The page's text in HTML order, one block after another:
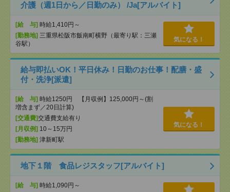
介護（週1日から／日勤のみ） /Ja[アルバイト]
[給 与] 時給1,410円～
[勤務地] 三重県松阪市飯南町横野（最寄り駅：三瀬
谷駅）
気になる！
給与即払いOK！平日休み！日勤のお仕事！配膳・盛
付・洗浄[派遣]
[給 与] 時給1250円 【月収例】125,000円～(割
増含まず／20日計算)
[交通費]交通費支給有り
[月収例] 10～15万円
[勤務地] 津新町駅
気になる！
地下１階 食品レジスタッフ[アルバイト]
[給 与] 時給1,090円～